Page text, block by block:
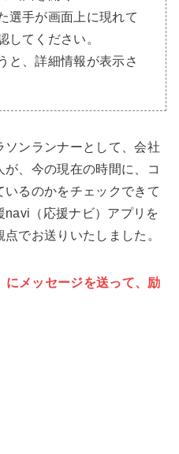
選手が画面上に現れて
してください。
と、詳細情報が表示さ
ソンランナーとして、会社
、今の現在の時間に、コ
るのかをチェックできて
navi（応援ナビ）アプリを
でお送りいたしました。
メッセージを送って、励